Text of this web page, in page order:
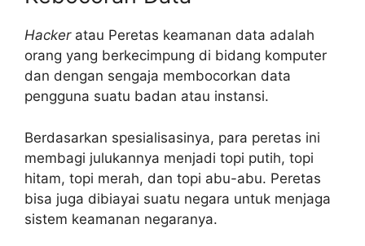
Hackeratau Peretas keamanan data adalah
orang yang berkecimpung di bidang komputer
dan dengan sengaja membocorkan data
pengguna suatu badan atau instansi.
Berdasarkan spesialisasinya, para peretas ini
membagi julukannya menjadi topi putih, topi
hitam, topi merah, dan topi abu-abu. Peretas
bisa juga dibiayai suatu negara untuk menjaga
sistem keamanan negaranya.